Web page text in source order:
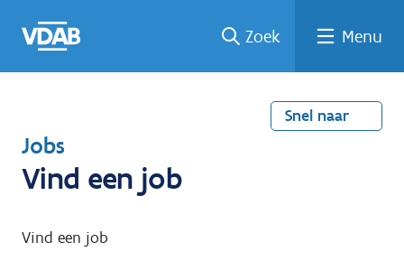
naar
een
een
job
naar
Zoek Menu
Snel naar
T
e
u
Jobs
Vind een job
Vind een job